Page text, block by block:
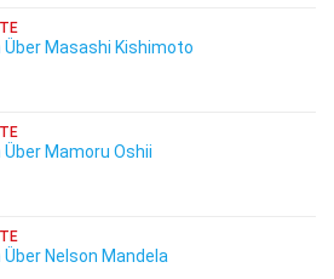
Über Masashi Kishimoto
Über Mamoru Oshii
Nelson Mandela